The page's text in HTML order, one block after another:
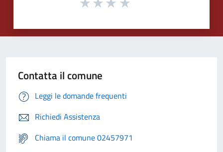
Contatta il comune
Leggi le domande frequenti
Richiedi Assistenza
Chiama il comune 02457971